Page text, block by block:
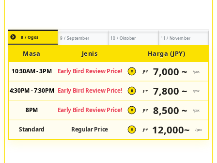
8 / Ogos 9 / September 10 / Oktober 11 / November
Masa Jenis Harga (JPY)
10:30AM - 3PM Early Bird Review Price! ¥ JPY 7,000 ~ /pax
4:30PM - 7:30PM Early Bird Review Price! ¥ JPY 7,800 ~ /pax
8PM Early Bird Review Price! ¥ JPY 8,500 ~ /pax
Standard Regular Price ¥ JPY 12,000~ /pax